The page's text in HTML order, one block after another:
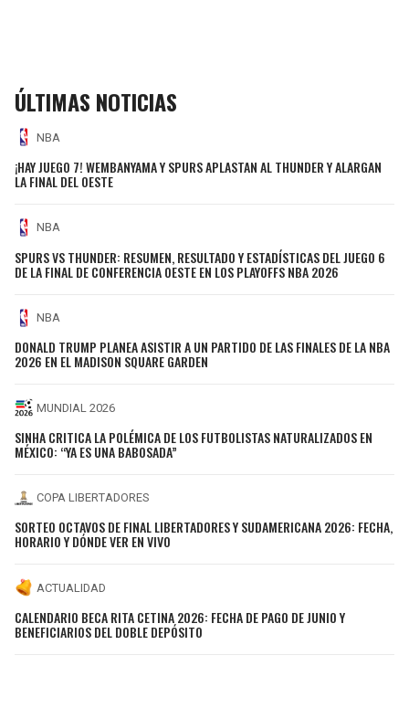
ÚLTIMAS NOTICIAS
NBA
¡HAY JUEGO 7! WEMBANYAMA Y SPURS APLASTAN AL THUNDER Y ALARGAN
LA FINAL DEL OESTE
NBA
SPURS VS THUNDER: RESUMEN, RESULTADO Y ESTADÍSTICAS DEL JUEGO 6
DE LA FINAL DE CONFERENCIA OESTE EN LOS PLAYOFFS NBA 2026
NBA
DONALD TRUMP PLANEA ASISTIR A UN PARTIDO DE LAS FINALES DE LA NBA
2026 EN EL MADISON SQUARE GARDEN
MUNDIAL 2026
SINHA CRITICA LA POLÉMICA DE LOS FUTBOLISTAS NATURALIZADOS EN
MÉXICO: “YA ES UNA BABOSADA”
COPA LIBERTADORES
SORTEO OCTAVOS DE FINAL LIBERTADORES Y SUDAMERICANA 2026: FECHA,
HORARIO Y DÓNDE VER EN VIVO
ACTUALIDAD
CALENDARIO BECA RITA CETINA 2026: FECHA DE PAGO DE JUNIO Y
BENEFICIARIOS DEL DOBLE DEPÓSITO